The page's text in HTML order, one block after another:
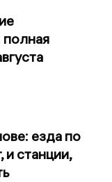
езда по
и станции,